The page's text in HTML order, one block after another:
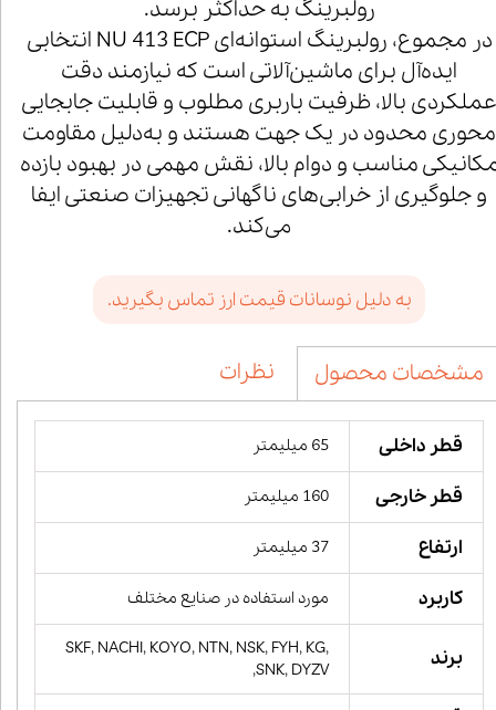
رولبرینگ به حداکثر برسد.
در مجموع، رولبرینگ استوانه‌ای NU 413 ECP انتخابی
ایده‌آل برای ماشین‌آلاتی است که نیازمند دقت
عملکردی بالا، ظرفیت باربری مطلوب و قابلیت جابجایی
محوری محدود در یک جهت هستند و به‌دلیل مقاومت
مناسب و دوام بالا، نقش مهمی در بهبود بازده
و جلوگیری از خرابی‌های ناگهانی تجهیزات صنعتی ایفا
می‌کند.
به دلیل نوسانات قیمت ارز تماس بگیرید.
مشخصات محصول نظرات
قطر داخلی 65 میلیمتر
قطر خارجی 160 میلیمتر
ارتفاع 37 میلیمتر
کاربرد مورد استفاده در صنایع مختلف
برند
SKF, NACHI, KOYO, NTN, NSK, FYH, KG,
SNK, DYZV,